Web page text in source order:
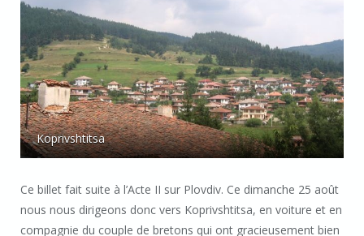
Koprivshtitsa
Ce billet fait suite à l’Acte II sur Plovdiv. Ce dimanche 25 août
nous nous dirigeons donc vers Koprivshtitsa, en voiture et en
compagnie du couple de bretons qui ont gracieusement bien